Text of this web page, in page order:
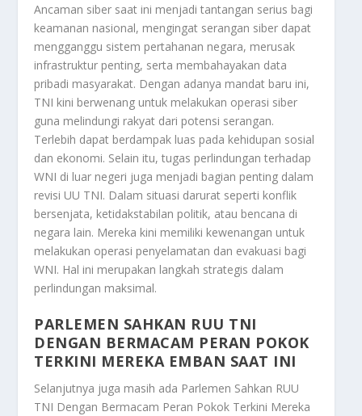
Ancaman siber saat ini menjadi tantangan serius bagi
keamanan nasional, mengingat serangan siber dapat
mengganggu sistem pertahanan negara, merusak
infrastruktur penting, serta membahayakan data
pribadi masyarakat. Dengan adanya mandat baru ini,
TNI kini berwenang untuk melakukan operasi siber
guna melindungi rakyat dari potensi serangan.
Terlebih dapat berdampak luas pada kehidupan sosial
dan ekonomi. Selain itu, tugas perlindungan terhadap
WNI di luar negeri juga menjadi bagian penting dalam
revisi UU TNI. Dalam situasi darurat seperti konflik
bersenjata, ketidakstabilan politik, atau bencana di
negara lain. Mereka kini memiliki kewenangan untuk
melakukan operasi penyelamatan dan evakuasi bagi
WNI. Hal ini merupakan langkah strategis dalam
perlindungan maksimal.
PARLEMEN SAHKAN RUU TNI
DENGAN BERMACAM PERAN POKOK
TERKINI MEREKA EMBAN SAAT INI
Selanjutnya juga masih ada Parlemen Sahkan RUU
TNI Dengan Bermacam Peran Pokok Terkini Mereka